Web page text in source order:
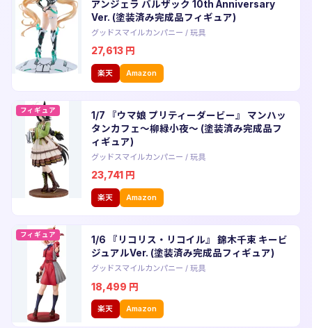
アンジェラ バルザック 10th Anniversary
Ver. (塗装済み完成品フィギュア)
グッドスマイルカンパニー / 玩具
27,613 円
楽天 Amazon
フィギュア
1/7 『ウマ娘 プリティーダービー』 マンハッ
タンカフェ〜柳緑小夜〜 (塗装済み完成品フ
ィギュア)
グッドスマイルカンパニー / 玩具
23,741 円
楽天 Amazon
フィギュア
1/6 『リコリス・リコイル』 錦木千束 キービ
ジュアルVer. (塗装済み完成品フィギュア)
グッドスマイルカンパニー / 玩具
18,499 円
楽天 Amazon